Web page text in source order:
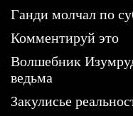
Ганди молчал по
Комментируй это
Волшебник
ведьма
Закулисье